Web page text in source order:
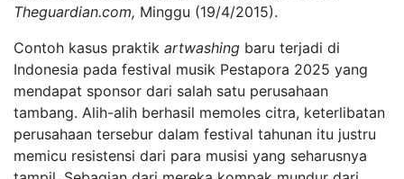
Theguardian.com, Minggu (19/4/2015).
Contoh kasus praktik artwashing baru terjadi di
Indonesia pada festival musik Pestapora 2025 yang
mendapat sponsor dari salah satu perusahaan
tambang. Alih-alih berhasil memoles citra, keterlibatan
perusahaan tersebur dalam festival tahunan itu justru
memicu resistensi dari para musisi yang seharusnya